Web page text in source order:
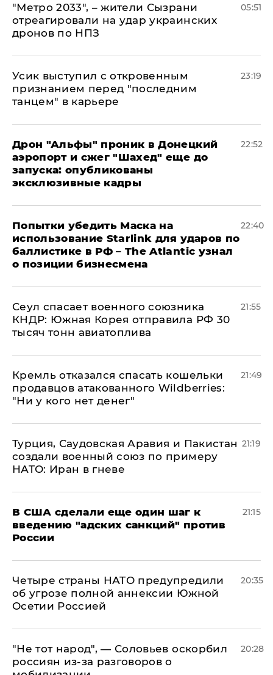
"Метро 2033", – жители Сызрани
отреагировали на удар украинских
дронов по НПЗ
05:51
Усик выступил с откровенным
признанием перед "последним
танцем" в карьере
23:19
Дрон "Альфы" проник в Донецкий
аэропорт и сжег "Шахед" еще до
запуска: опубликованы
эксклюзивные кадры
22:52
Попытки убедить Маска на
использование Starlink для ударов по
баллистике в РФ – The Atlantic узнал
о позиции бизнесмена
22:40
​Сеул спасает военного союзника
КНДР: Южная Корея отправила РФ 30
тысяч тонн авиатоплива
21:55
Кремль отказался спасать кошельки
продавцов атакованного Wildberries:
"Ни у кого нет денег"
21:49
Турция, Саудовская Аравия и Пакистан
создали военный союз по примеру
НАТО: Иран в гневе
21:19
В США сделали еще один шаг к
введению "адских санкций" против
России
21:15
Четыре страны НАТО предупредили
об угрозе полной аннексии Южной
Осетии Россией
20:35
​"Не тот народ", — Соловьев оскорбил
россиян из-за разговоров о
20:28